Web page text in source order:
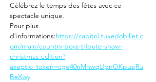
Célébrez le temps des fêtes avec ce
spectacle unique.
Pour plus
d'informations:https://capitol.tuxedobillet.c
om/main/country-boys-tribute-show-
christmas-edition?
axeptio_token=cge40nMnwqUpnOKpusjRu
BeXwy